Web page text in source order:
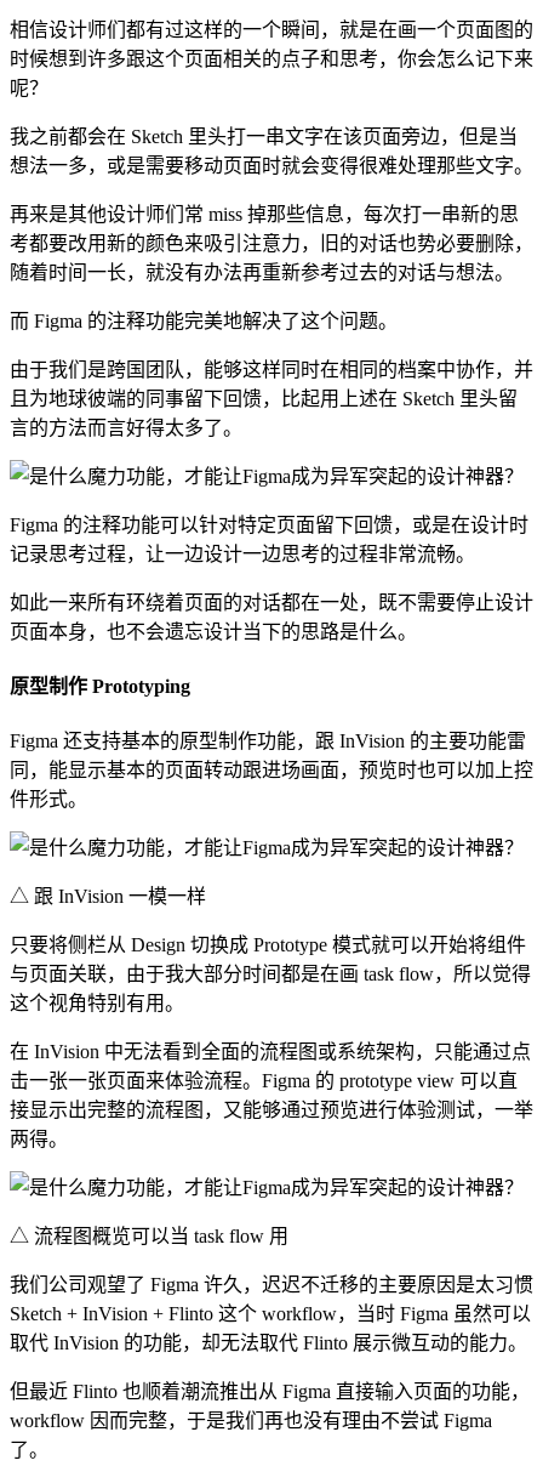
相信设计师们都有过这样的一个瞬间，就是在画一个页面图的
时候想到许多跟这个页面相关的点子和思考，你会怎么记下来
呢？
我之前都会在 Sketch 里头打一串文字在该页面旁边，但是当
想法一多，或是需要移动页面时就会变得很难处理那些文字。
再来是其他设计师们常 miss 掉那些信息，每次打一串新的思
考都要改用新的颜色来吸引注意力，旧的对话也势必要删除，
随着时间一长，就没有办法再重新参考过去的对话与想法。
而 Figma 的注释功能完美地解决了这个问题。
由于我们是跨国团队，能够这样同时在相同的档案中协作，并
且为地球彼端的同事留下回馈，比起用上述在 Sketch 里头留
言的方法而言好得太多了。
Figma 的注释功能可以针对特定页面留下回馈，或是在设计时
记录思考过程，让一边设计一边思考的过程非常流畅。
如此一来所有环绕着页面的对话都在一处，既不需要停止设计
页面本身，也不会遗忘设计当下的思路是什么。
原型制作 Prototyping
Figma 还支持基本的原型制作功能，跟 InVision 的主要功能雷
同，能显示基本的页面转动跟进场画面，预览时也可以加上控
件形式。
△ 跟 InVision 一模一样
只要将侧栏从 Design 切换成 Prototype 模式就可以开始将组件
与页面关联，由于我大部分时间都是在画 task flow，所以觉得
这个视角特别有用。
在 InVision 中无法看到全面的流程图或系统架构，只能通过点
击一张一张页面来体验流程。Figma 的 prototype view 可以直
接显示出完整的流程图，又能够通过预览进行体验测试，一举
两得。
△ 流程图概览可以当 task flow 用
我们公司观望了 Figma 许久，迟迟不迁移的主要原因是太习惯
Sketch + InVision + Flinto 这个 workflow，当时 Figma 虽然可以
取代 InVision 的功能，却无法取代 Flinto 展示微互动的能力。
但最近 Flinto 也顺着潮流推出从 Figma 直接输入页面的功能，
workflow 因而完整，于是我们再也没有理由不尝试 Figma
了。